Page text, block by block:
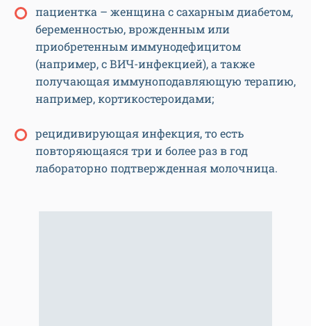
пациентка – женщина с сахарным диабетом,
беременностью, врожденным или
приобретенным иммунодефицитом
(например, с ВИЧ-инфекцией), а также
получающая иммуноподавляющую терапию,
например, кортикостероидами;
рецидивирующая инфекция, то есть
повторяющаяся три и более раз в год
лабораторно подтвержденная молочница.